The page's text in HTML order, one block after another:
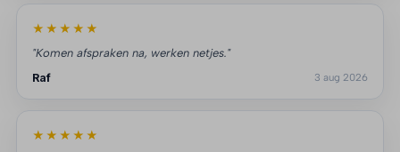
★★★★★
"Komen afspraken na, werken netjes."
Raf
3 aug 2026
★★★★★